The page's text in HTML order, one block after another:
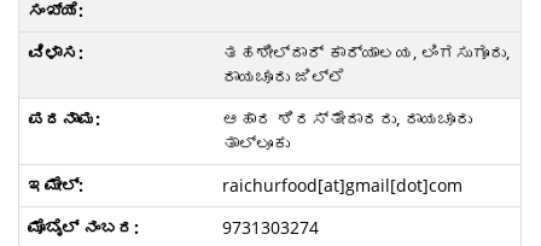
ತಹಶೀಲ್ದಾರ್ ಕಾರ್ಯಾಲಯ, ಲಿಂಗಸುಗೂರು,
ರಾಯಚೂರು ಜಿಲ್ಲೆ
ಆಹಾರ ಶಿರಸ್ತೇದಾರರು, ರಾಯಚೂರು
ತಾಲ್ಲೂಕು
raichurfood[at]gmail[dot]com
9731303274